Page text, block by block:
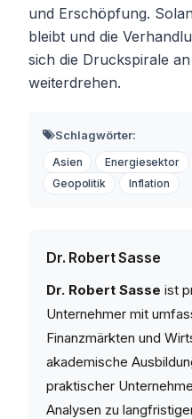
und Erschöpfung.
bleibt und die
sich die Druckspirale
weiterdrehen.
Schlagwörter:
Asien Energiesektor
Geopolitik
Inflation
Dr. Robert Sasse
Dr. Robert Sasse ist
Unternehmer mit
Finanzmärkten und
akademische
praktischer
Analysen zu